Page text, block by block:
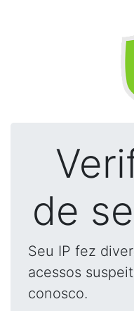
de
Seu IP fez
acessos
conosco.